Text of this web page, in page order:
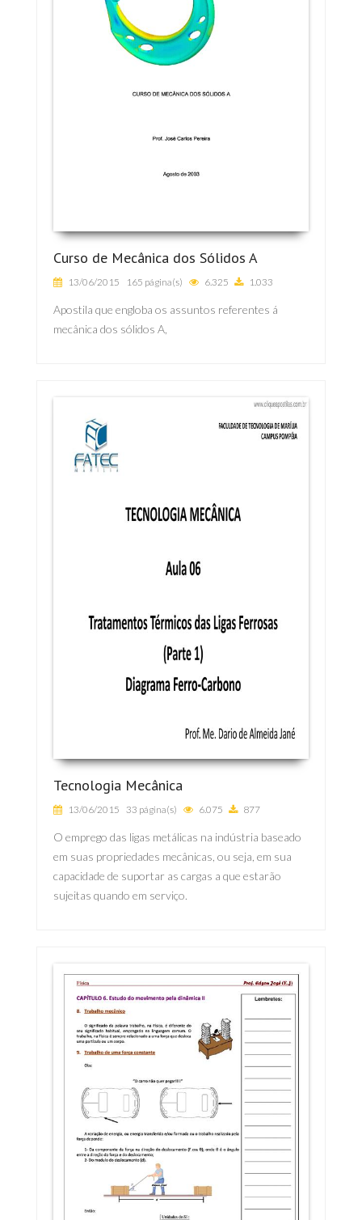
Curso de Mecânica dos Sólidos A
13/06/2015 165 página(s) 6.325 1.033
Apostila que engloba os assuntos referentes á
mecânica dos sólidos A,
Tecnologia Mecânica
13/06/2015 33 página(s) 6.075 877
O emprego das ligas metálicas na indústria baseado
em suas propriedades mecânicas, ou seja, em sua
capacidade de suportar as cargas a que estarão
sujeitas quando em serviço.